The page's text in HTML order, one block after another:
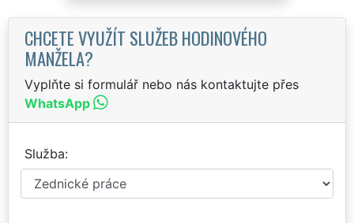
CHCETE VYUŽÍT SLUŽEB HODINOVÉHO
MANŽELA?
Vyplňte si formulář nebo nás kontaktujte přes
WhatsApp
Služba